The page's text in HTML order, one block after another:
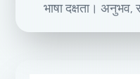
भाषा दक्षता।